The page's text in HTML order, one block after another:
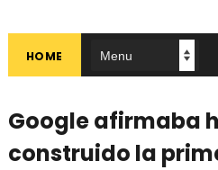
HOME
Google afirmaba
construido la